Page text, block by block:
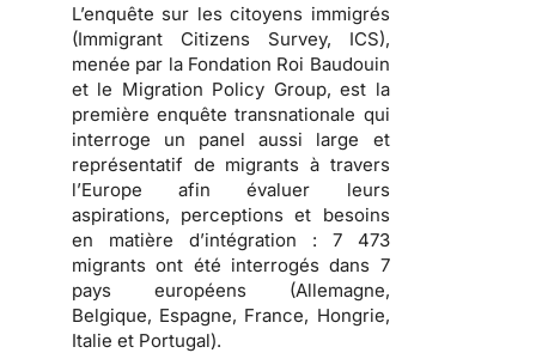
L’enquête sur les citoyens immigrés
(Immigrant Citizens Survey, ICS),
menée par la Fondation Roi Baudouin
et le Migration Policy Group, est la
première enquête transnationale qui
interroge un panel aussi large et
représentatif de migrants à travers
l’Europe afin évaluer leurs
aspirations, perceptions et besoins
en matière d’intégration : 7 473
migrants ont été interrogés dans 7
pays européens (Allemagne,
Belgique, Espagne, France, Hongrie,
Italie et Portugal).